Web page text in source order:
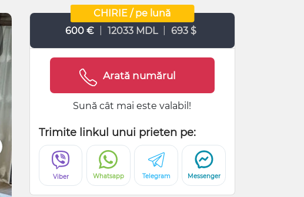
CHIRIE / pe lună
600 €
12033 MDL 693 $
Arată numărul
Sună cât mai este valabil!
Trimite linkul unui prieten pe:
Viber Whatsapp Telegram Messenger